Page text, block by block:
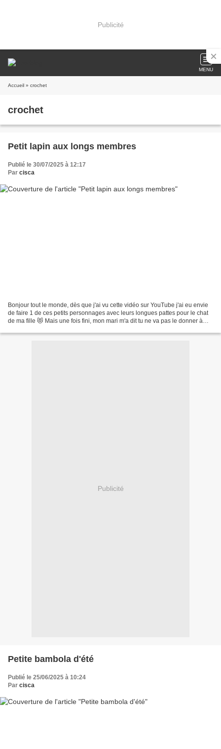
Publicité
MENU
Accueil » crochet
crochet
Petit lapin aux longs membres
Publié le 30/07/2025 à 12:17
Par cisca
Bonjour tout le monde, dès que j'ai vu cette vidéo sur YouTube j'ai eu envie
de faire 1 de ces petits personnages avec leurs longues pattes pour le chat
de ma fille 😻 Mais une fois fini, mon mari m'a dit tu ne va pas le donner à
Publicité
Petite bambola d'été
Publié le 25/06/2025 à 10:24
Par cisca